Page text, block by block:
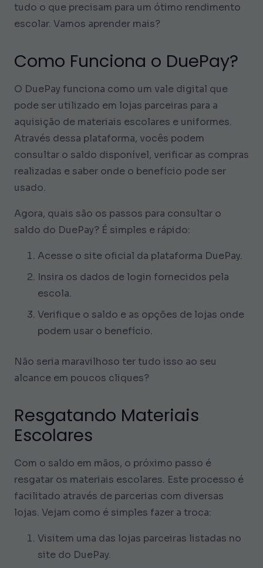
tudo o que precisam para um ótimo rendimento
escolar. Vamos aprender mais?
Como Funciona o DuePay?
O DuePay funciona como um vale digital que
pode ser utilizado em lojas parceiras para a
aquisição de materiais escolares e uniformes.
Através dessa plataforma, vocês podem
consultar o saldo disponível, verificar as compras
realizadas e saber onde o benefício pode ser
usado.
Agora, quais são os passos para consultar o
saldo do DuePay? É simples e rápido:
Acesse o site oficial da plataforma DuePay.
Insira os dados de login fornecidos pela
escola.
Verifique o saldo e as opções de lojas onde
podem usar o benefício.
Não seria maravilhoso ter tudo isso ao seu
alcance em poucos cliques?
Resgatando Materiais
Escolares
Com o saldo em mãos, o próximo passo é
resgatar os materiais escolares. Este processo é
facilitado através de parcerias com diversas
lojas. Vejam como é simples fazer a troca:
Visitem uma das lojas parceiras listadas no
site do DuePay.